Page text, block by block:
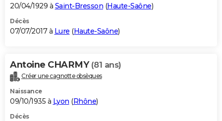
20/04/1929 à Saint-Bresson (Haute-Saône)
Décès
07/07/2017 à Lure (Haute-Saône)
Antoine CHARMY (81 ans)
Créer une cagnotte obsèques
Naissance
09/10/1935 à Lyon (Rhône)
Décès